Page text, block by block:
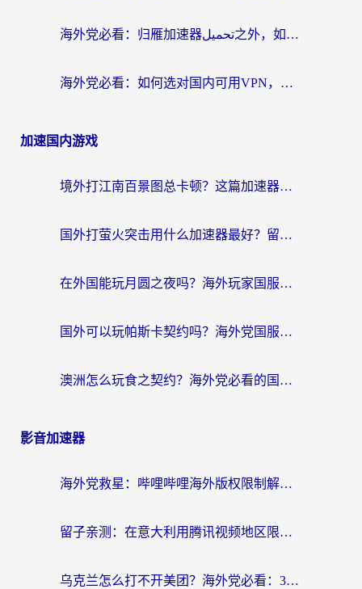
海外党必看：归雁加速器تحميل之外，如何选对回国加速器实现无缝刷剧玩游戏？
海外党必看：如何选对国内可用VPN，无缝刷剧打游戏不卡顿？
加速国内游戏
境外打江南百景图总卡顿？这篇加速器指南帮你找回苏州府的烟火气
国外打萤火突击用什么加速器最好？留学生亲测的国服游戏加速指南
在外国能玩月圆之夜吗？海外玩家国服游戏加速全攻略（附万国觉醒失落城堡实测）
国外可以玩帕斯卡契约吗？海外党国服游戏畅玩终极指南（附暗黑3江南百景图优化技巧）
澳洲怎么玩食之契约？海外党必看的国服游戏加速全攻略（附COD OL塔瑞斯世界实测）
影音加速器
海外党救星：哔哩哔哩海外版权限制解除方法+2个实用技巧（附亲测加速器推荐）
留子亲测：在意大利用腾讯视频地区限制怎么办？3步解决+避坑指南
乌克兰怎么打不开美团？海外党必看：3步解决国内APP访问+追剧听歌全攻略